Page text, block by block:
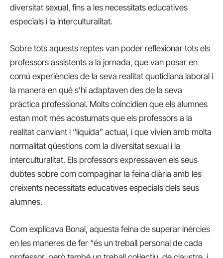
diversitat sexual, fins a les necessitats educatives
especials i la interculturalitat.
Sobre tots aquests reptes van poder reflexionar tots els
professors assistents a la jornada, que van posar en
comú experiències de la seva realitat quotidiana laboral i
la manera en què s’hi adaptaven des de la seva
pràctica professional. Molts coincidien que els alumnes
estan molt més acostumats que els professors a la
realitat canviant i “líquida” actual, i que vivien amb molta
normalitat qüestions com la diversitat sexual i la
interculturalitat. Els professors expressaven els seus
dubtes sobre com compaginar la feina diària amb les
creixents necessitats educatives especials dels seus
alumnes.
Com explicava Bonal, aquesta feina de superar inèrcies
en les maneres de fer “és un treball personal de cada